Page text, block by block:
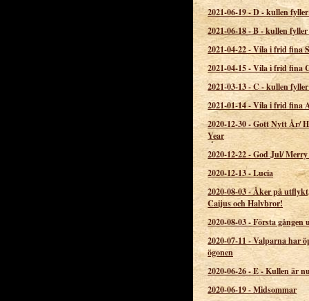
2021-06-19-D - kullen
2021-06-18-B - kullen
2021-04-22-Vila i frid fina
2021-04-15-Vila i frid fina
2021-03-13-C - kullen
2021-01-14-Vila i frid fina
2020-12-30-Gott Nytt År/
Year
2020-12-22-God Jul/
2020-12-13-Lucia
2020-08-03-Åker på
Caijus och Halvbror!
2020-08-03-Första gången
2020-07-11-Valparna har
ögonen
2020-06-26-E - Kullen är
2020-06-19-Midsommar